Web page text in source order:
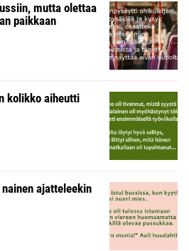
mutta olettaa
paikkaan
kolikko aiheutti
ajatteleekin